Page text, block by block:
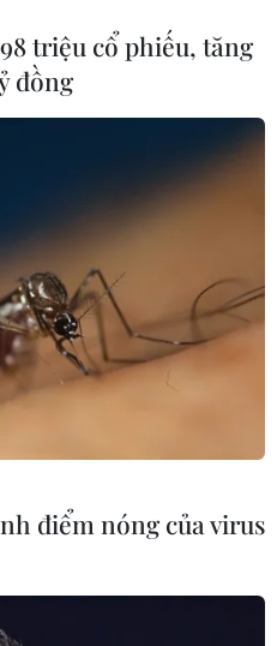
Công an đang tiếp tục
án và áp dụng các biện
tài sản cho Nhà nước.
triệu cổ phiếu, tăng
đồng
điểm nóng của virus